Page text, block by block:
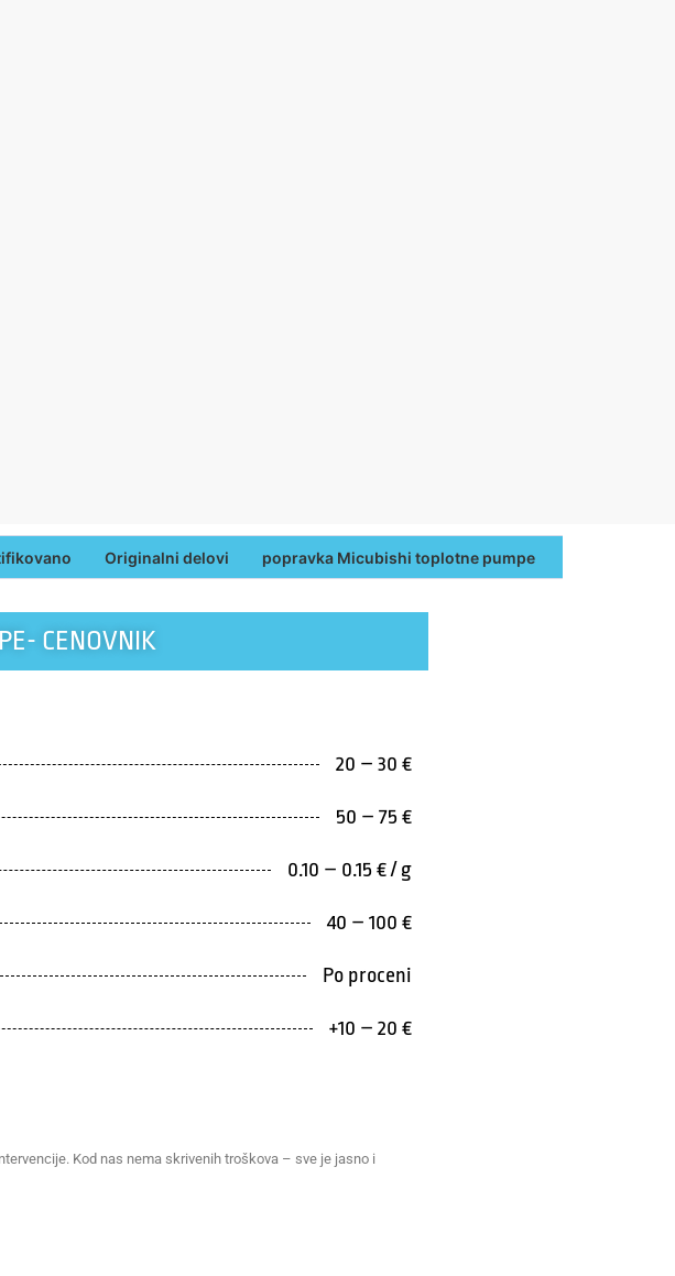
delovi popravka Micubishi toplotne pumpe Brz dolazak na adresu
CENOVNIK
20 – 30 €
50 – 75 €
0.10 – 0.15 € / g
40 – 100 €
Po proceni
+10 – 20 €
Kod nas nema skrivenih troškova – sve je jasno i